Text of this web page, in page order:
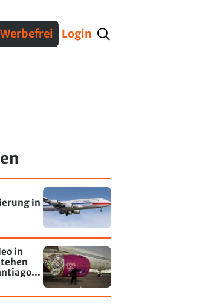
VerteidigungInterviews Fracht
Werbefrei Login
in
in